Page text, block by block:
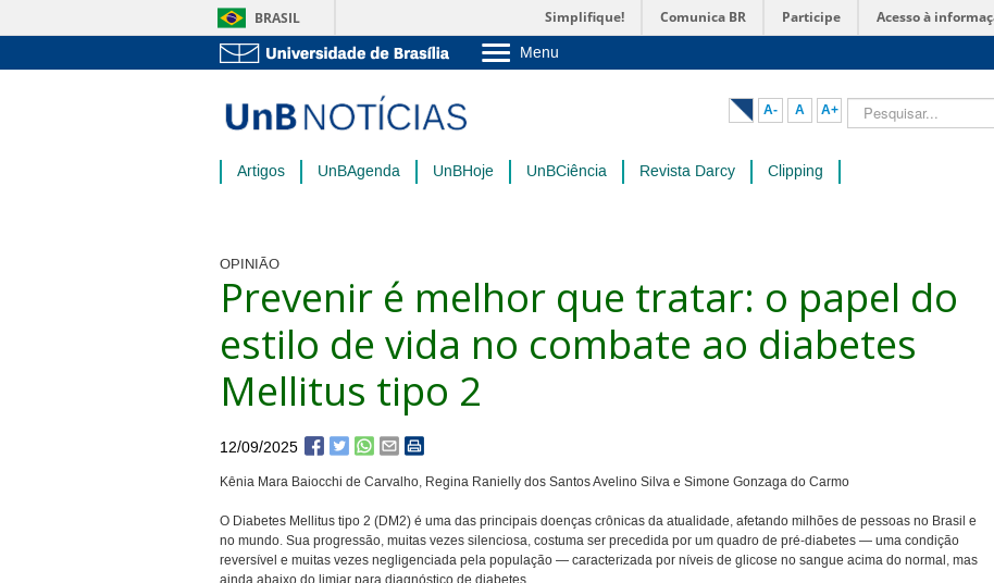
BRASIL Simplifique! Comunica BR Participe Acesso à
Menu
Pós-Graduação
Administração
A- A A+ Pesquisar...
Artigos UnBAgenda UnBHoje UnBCiência Revista Darcy Clipping
OPINIÃO
Prevenir é melhor que tratar: o papel do
estilo de vida no combate ao diabetes
Mellitus tipo 2
12/09/2025
Kênia Mara Baiocchi de Carvalho, Regina Ranielly dos Santos Avelino Silva e Simone Gonzaga do Carmo
O Diabetes Mellitus tipo 2 (DM2) é uma das principais doenças crônicas da atualidade, afetando milhões de pessoas no Brasil e
no mundo. Sua progressão, muitas vezes silenciosa, costuma ser precedida por um quadro de pré-diabetes — uma condição
reversível e muitas vezes negligenciada pela população — caracterizada por níveis de glicose no sangue acima do normal, mas